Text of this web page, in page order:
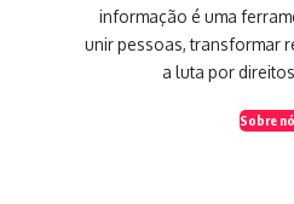
informação é uma
unir pessoas, transformar
a luta por
Sobre